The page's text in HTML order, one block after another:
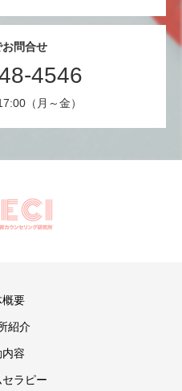
問合せ
4546
（月～金）
概要
紹介
容
ラピー